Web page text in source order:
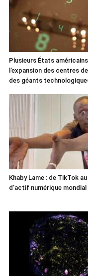
Plusieurs États
l’expansion des centres
des géants
Khaby Lame : de TikTok
d’actif numérique mondial